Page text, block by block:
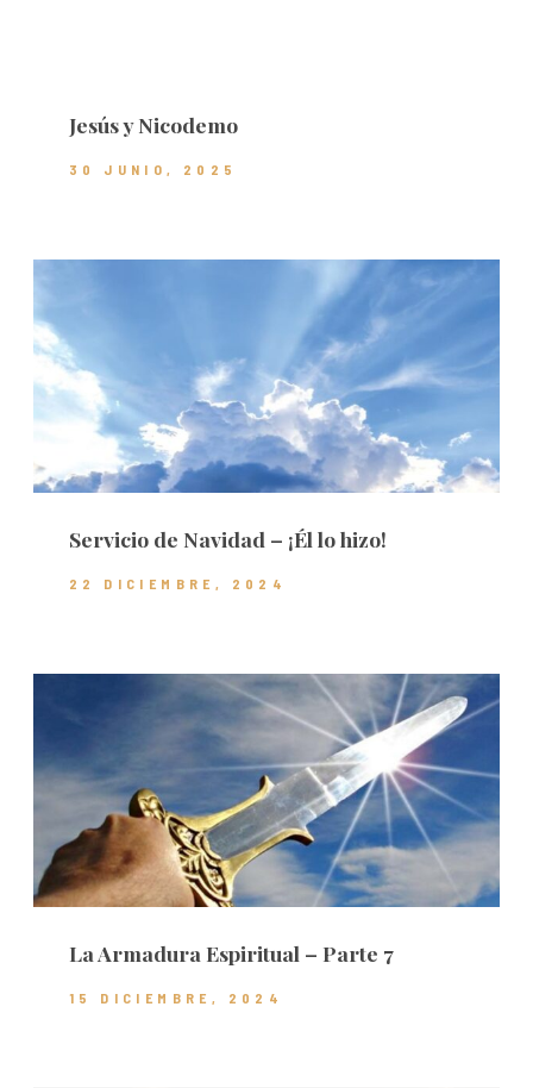
Jesús y Nicodemo
30 JUNIO, 2025
Servicio de Navidad – ¡Él lo hizo!
22 DICIEMBRE, 2024
La Armadura Espiritual – Parte 7
15 DICIEMBRE, 2024